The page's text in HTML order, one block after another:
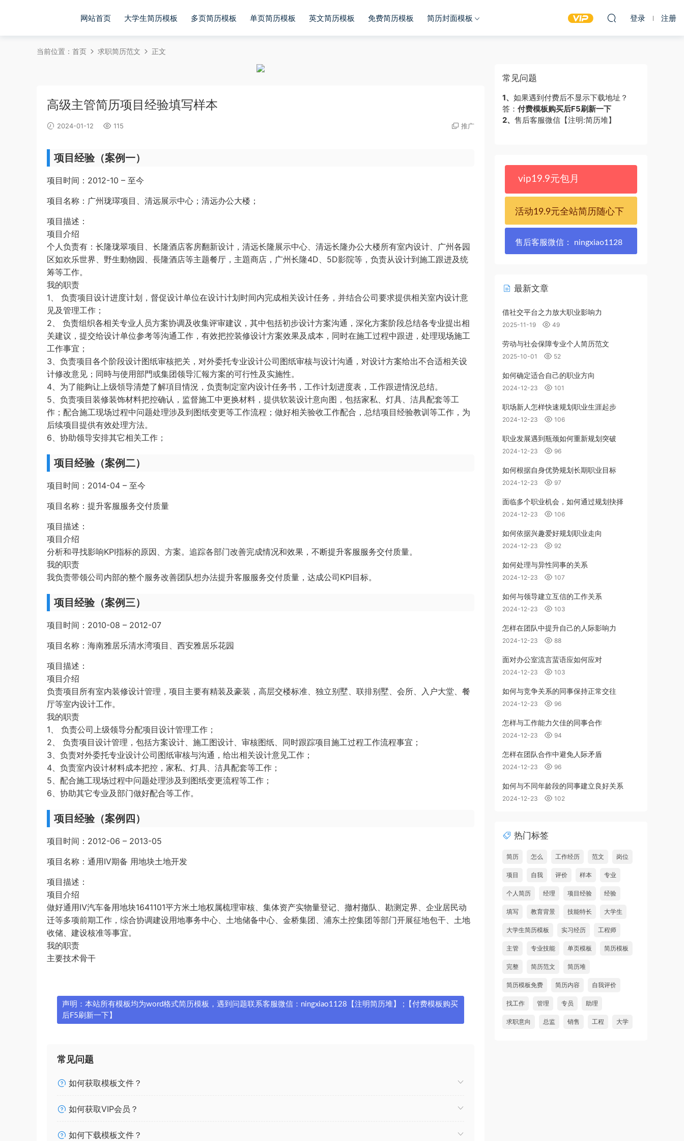
网站首页 大学生简历模板 多页简历模板 单页简历模板 英文简历模板 免费简历模板 简历封面模板 登录 注册
当前位置： 首页 求职简历范文 正文
高级主管简历项目经验填写样本
2024-01-12 115 推广
项目经验（案例一）
项目时间：2012-10 – 至今
项目名称：广州珑璻项目、清远展示中心；清远办公大楼；
项目描述：
项目介绍
个人负责有：长隆珑翠项目、长隆酒店客房翻新设计，清远长隆展示中心、清远长隆办公大楼所有室内设计、广州各园
区如欢乐世界、野生動物园、長隆酒店等主题餐厅，主題商店，广州长隆4D、5D影院等，负责从设计到施工跟进及统
筹等工作。
我的职责
1、 负责项目设计进度计划，督促设计单位在设计计划时间内完成相关设计任务，并结合公司要求提供相关室内设计意
见及管理工作；
2、 负责组织各相关专业人员方案协调及收集评审建议，其中包括初步设计方案沟通，深化方案阶段总结各专业提出相
关建议，提交给设计单位参考等沟通工作，有效把控装修设计方案效果及成本，同时在施工过程中跟进，处理现场施工
工作事宜；
3、负责项目各个阶段设计图纸审核把关，对外委托专业设计公司图纸审核与设计沟通，对设计方案给出不合适相关设
计修改意见；同時与使用部門或集团领导汇報方案的可行性及实施性。
4、为了能夠让上级領导清楚了解項目情況，负责制定室内设计任务书，工作计划进度表，工作跟进情況总结。
5、负责项目装修装饰材料把控确认，监督施工中更换材料，提供软装设计意向图，包括家私、灯具、洁具配套等工
作；配合施工现场过程中问题处理涉及到图纸变更等工作流程；做好相关验收工作配合，总结项目经验教训等工作，为
后续项目提供有效处理方法。
6、协助领导安排其它相关工作；
项目经验（案例二）
项目时间：2014-04 – 至今
项目名称：提升客服服务交付质量
项目描述：
项目介绍
分析和寻找影响KPI指标的原因、方案。追踪各部门改善完成情况和效果，不断提升客服服务交付质量。
我的职责
我负责带领公司内部的整个服务改善团队想办法提升客服服务交付质量，达成公司KPI目标。
项目经验（案例三）
项目时间：2010-08 – 2012-07
项目名称：海南雅居乐清水湾项目、西安雅居乐花园
项目描述：
项目介绍
负责项目所有室内装修设计管理，项目主要有精装及豪装，高层交楼标准、独立别墅、联排别墅、会所、入户大堂、餐
厅等室内设计工作。
我的职责
1、 负责公司上级领导分配项目设计管理工作；
2、 负责项目设计管理，包括方案设计、施工图设计、审核图纸、同时跟踪项目施工过程工作流程事宜；
3、负责对外委托专业设计公司图纸审核与沟通，给出相关设计意见工作；
4、负责室内设计材料成本把控，家私、灯具、洁具配套等工作；
5、配合施工现场过程中问题处理涉及到图纸变更流程等工作；
6、协助其它专业及部门做好配合等工作。
项目经验（案例四）
项目时间：2012-06 – 2013-05
项目名称：通用IV期备 用地块土地开发
项目描述：
项目介绍
做好通用Ⅳ汽车备用地块1641101平方米土地权属梳理审核、集体资产实物量登记、撤村撤队、勘测定界、企业居民动
迁等多项前期工作，综合协调建设用地事务中心、土地储备中心、金桥集团、浦东土控集团等部门开展征地包干、土地
收储、建设核准等事宜。
我的职责
主要技术骨干
声明：本站所有模板均为word格式简历模板，遇到问题联系客服微信：ningxiao1128【注明简历堆】 ;【付费模板购买
后F5刷新一下】
常见问题
如何获取模板文件？
如何获取VIP会员？
如何下载模板文件？
常见问题
1、 如果遇到付费后不显示下载地址？
答： 付费模板购买后F5刷新一下
2、 售后客服微信【注明:简历堆】
vip19.9元包月
活动19.9元全站简历随心下
售后客服微信： ningxiao1128
最新文章
借社交平台之力放大职业影响力
2025-11-19 49
劳动与社会保障专业个人简历范文
2025-10-01 52
如何确定适合自己的职业方向
2024-12-23 101
职场新人怎样快速规划职业生涯起步
2024-12-23 106
职业发展遇到瓶颈如何重新规划突破
2024-12-23 96
如何根据自身优势规划长期职业目标
2024-12-23 97
面临多个职业机会，如何通过规划抉择
2024-12-23 106
如何依据兴趣爱好规划职业走向
2024-12-23 92
如何处理与异性同事的关系
2024-12-23 107
如何与领导建立互信的工作关系
2024-12-23 103
怎样在团队中提升自己的人际影响力
2024-12-23 88
面对办公室流言蜚语应如何应对
2024-12-23 103
如何与竞争关系的同事保持正常交往
2024-12-23 96
怎样与工作能力欠佳的同事合作
2024-12-23 94
怎样在团队合作中避免人际矛盾
2024-12-23 96
如何与不同年龄段的同事建立良好关系
2024-12-23 102
热门标签
简历 怎么 工作经历 范文 岗位
项目 自我 评价 样本 专业
个人简历 经理 项目经验 经验
填写 教育背景 技能特长 大学生
大学生简历模板 实习经历 工程师
主管 专业技能 单页模板 简历模板
完整 简历范文 简历堆
简历模板免费 简历内容 自我评价
找工作 管理 专员 助理
求职意向 总监 销售 工程 大学